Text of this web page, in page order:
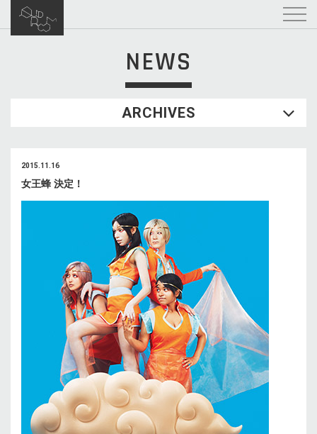
NEWS
ARCHIVES
2015.11.16
女王蜂 決定！